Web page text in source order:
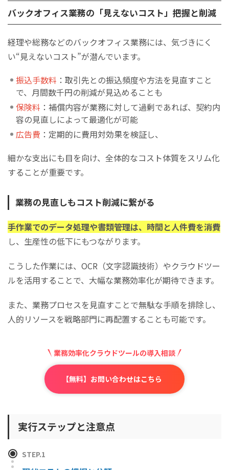
バックオフィス業務の「見えないコスト」把握と削減
経理や総務などのバックオフィス業務には、気づきにく
い“見えないコスト”が潜んでいます。
振込手数料 ：取引先との振込頻度や方法を見直すこと
で、月間数千円の削減が見込めることも
保険料 ：補償内容が業務に対して過剰であれば、契約内
容の見直しによって最適化が可能
広告費 ：定期的に費用対効果を検証し、
細かな支出にも目を向け、全体的なコスト体質をスリム化
することが重要です。
業務の見直しもコスト削減に繋がる
手作業でのデータ処理や書類管理は、時間と人件費を消費
し、生産性の低下にもつながります。
こうした作業には、OCR（文字認識技術）やクラウドツー
ルを活用することで、大幅な業務効率化が期待できます。
また、業務プロセスを見直すことで無駄な手順を排除し、
人的リソースを戦略部門に再配置することも可能です。
業務効率化クラウドツールの導入相談
【無料】お問い合わせはこちら
実行ステップと注意点
STEP.1